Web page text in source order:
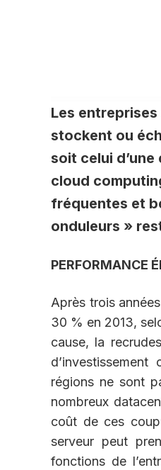
Les
stockent ou
soit celui
cloud
fréquentes et
onduleurs »
PERFORMANCE
Après trois
30 % en 2013,
cause, la
régions ne sont
nombreux
coût de ces
serveur peut
fonctions de